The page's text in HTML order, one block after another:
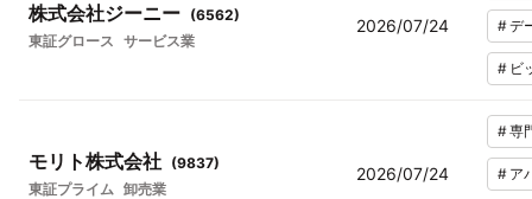
株式会社ジーニー (6562)
東証グロース サービス業
2026/07/24 #デ
# ビ
モリト株式会社 (9837)
東証プライム 卸売業
2026/07/24
#専
# ア